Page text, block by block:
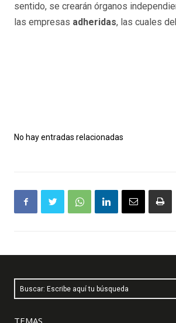
sentido, se crearán órganos
las empresas adheridas, las cuales
No hay entradas relacionadas
Buscar: Escribe aquí tu búsqueda